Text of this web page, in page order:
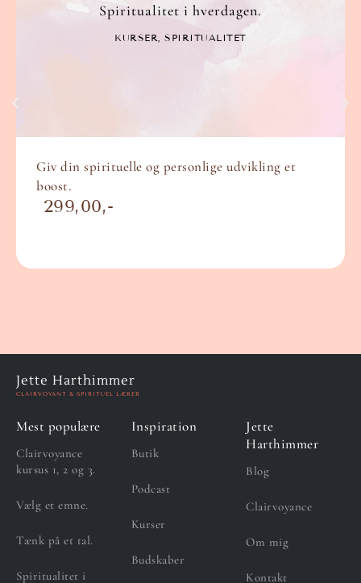
Spiritualitet i hverdagen.
KURSER ,SPIRITUALITET
Giv din spirituelle og personlige udvikling et
boost.
299,00
Jette Harthimmer
CLAIRVOYANT & SPIRITUEL LÆRER
Mest populære
Clairvoyance
kursus 1, 2 og 3.
Vælg et emne.
Tænk på et tal.
Spiritualitet i
Inspiration
Butik
Podcast
Kurser
Budskaber
Jette
Harthimmer
Blog
Clairvoyance
Om mig
Kontakt